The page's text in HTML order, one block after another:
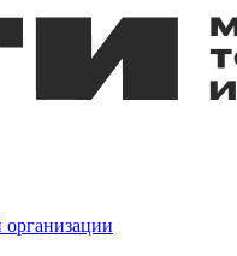
организации